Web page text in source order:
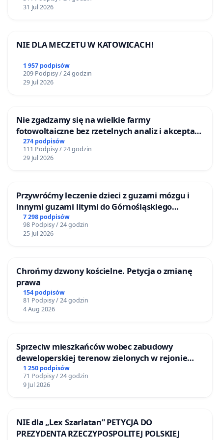
Na stronie „Polska – Słowacja – autobusy
31 Jul 2026
NIE DLA MECZETU W KATOWICACH!
1 957 podpisów
209 Podpisy / 24 godzin
29 Jul 2026
Nie zgadzamy się na wielkie farmy
fotowoltaiczne bez rzetelnych analiz i akceptacji
mieszkańców
274 podpisów
111 Podpisy / 24 godzin
29 Jul 2026
Przywróćmy leczenie dzieci z guzami mózgu i
innymi guzami litymi do Górnośląskiego
Centrum Zdrowia Dziecka w Katowicach
7 298 podpisów
98 Podpisy / 24 godzin
25 Jul 2026
Chrońmy dzwony kościelne. Petycja o zmianę
prawa
154 podpisów
81 Podpisy / 24 godzin
4 Aug 2026
Sprzeciw mieszkańców wobec zabudowy
deweloperskiej terenow zielonych w rejonie
Bulwarów Straceńskich w Bielsku-Białej
1 250 podpisów
71 Podpisy / 24 godzin
9 Jul 2026
NIE dla „Lex Szarlatan” PETYCJA DO
PREZYDENTA RZECZYPOSPOLITEJ POLSKIEJ